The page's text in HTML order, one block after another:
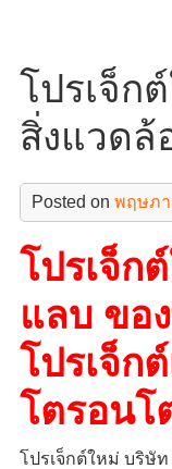
โปรเจ็ก
สิ่งแวดล้
Posted on พฤษภา
โปรเจ็ก
แลบ ขอ
โปรเจ็ก
โตรอนโ
โปรเจ็กต์ใหม่ บริษั